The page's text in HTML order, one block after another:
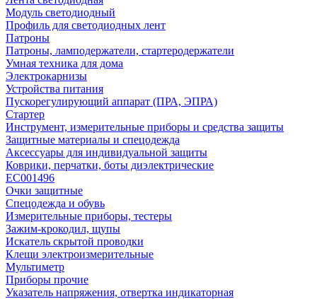
Модуль светодиодный
Профиль для светодиодных лент
Патроны
Патроны, ламподержатели, стартеродержатели
Умная техника для дома
Электрокарнизы
Устройства питания
Пускорегулирующий аппарат (ПРА, ЭПРА)
Стартер
Инструмент, измерительные приборы и средства защиты
Защитные материалы и спецодежда
Аксессуары для индивидуальной защиты
Коврики, перчатки, боты диэлектрические
EC001496
Очки защитные
Спецодежда и обувь
Измерительные приборы, тестеры
Зажим-крокодил, щупы
Искатель скрытой проводки
Клещи электроизмерительные
Мультиметр
Приборы прочие
Указатель напряжения, отвертка индикаторная